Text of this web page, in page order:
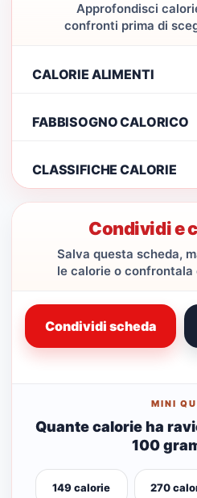
Approfondisci
confronti prima di
CALORIE ALIMENTI
FABBISOGNO CALORICO
CLASSIFICHE CALORIE
Condividi e
Salva questa scheda,
le calorie o confrontala
Condividi scheda
MINI
Quante calorie ha
100
149 calorie 270